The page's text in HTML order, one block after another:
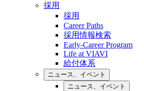
採用
採用
Career Paths
採用情報検索
Early-Career Program
Life at VIAVI
給付体系
ニュース、イベント
ニュース、イベント